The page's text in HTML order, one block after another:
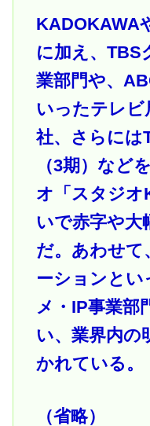
KADOKAWA
に加え、TBS
業部門や、
いったテレビ
社、さらには
（3期）など
オ「スタジオ
いで赤字や大
だ。あわせて
ーションとい
メ・IP事業部
い、業界内の
かれている。
（省略）